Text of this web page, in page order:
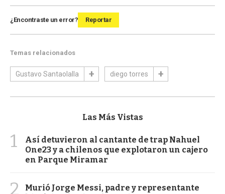
¿Encontraste un error? Reportar
Temas relacionados
Gustavo Santaolalla diego torres
Las Más Vistas
1
Así detuvieron al cantante de trap Nahuel
One23 y a chilenos que explotaron un cajero
en Parque Miramar
2
Murió Jorge Messi, padre y representante